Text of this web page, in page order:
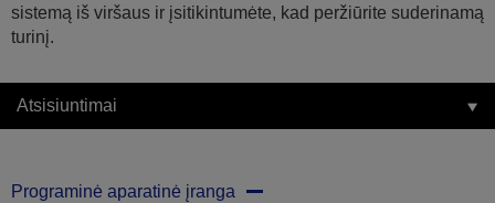
sistemą iš viršaus ir įsitikintumėte, kad peržiūrite suderinamą
turinį.
Atsisiuntimai
Programinė aparatinė įranga